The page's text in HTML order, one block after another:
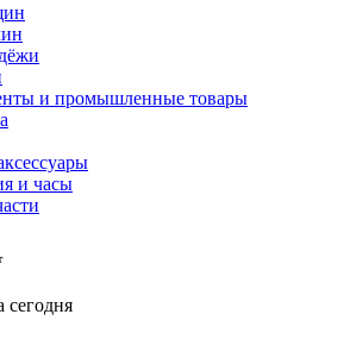
и промышленные товары
и часы
сегодня